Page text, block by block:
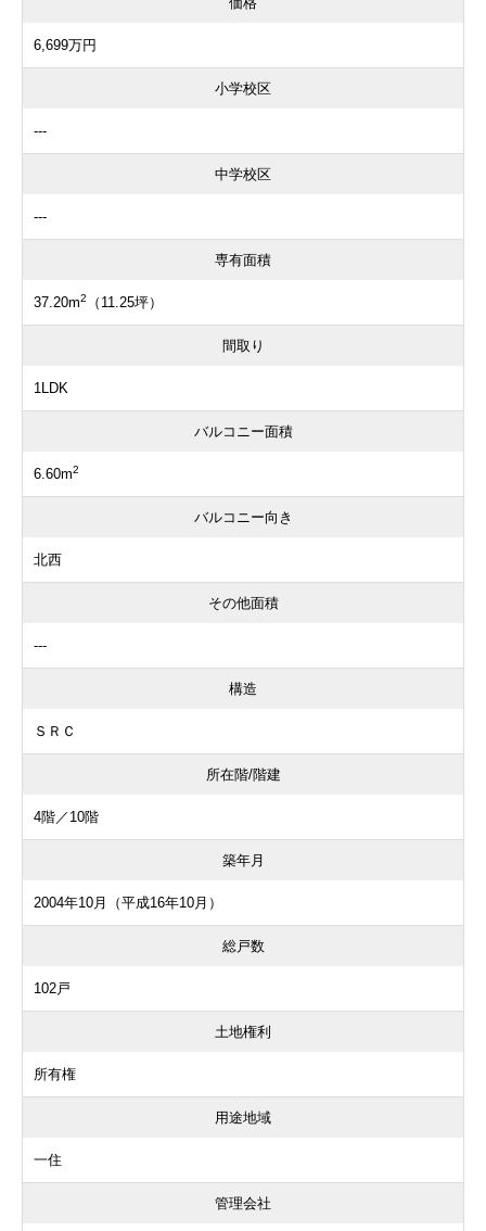
6,699万円
小学校区
---
中学校区
---
専有面積
37.20m2 （11.25坪）
間取り
1LDK
バルコニー面積
6.60m2
バルコニー向き
北西
その他面積
---
構造
ＳＲＣ
所在階/階建
4階／10階
築年月
2004年10月（平成16年10月）
総戸数
102戸
土地権利
所有権
用途地域
一住
管理会社